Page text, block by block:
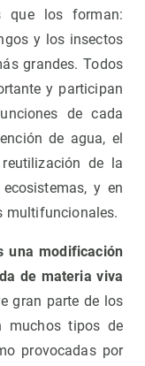
que los forman:
y los insectos
grandes. Todos
y participan
de cada
de agua, el
de la
y en
multifuncionales.
una modificación
de materia viva
gran parte de los
muchos tipos de
provocadas por